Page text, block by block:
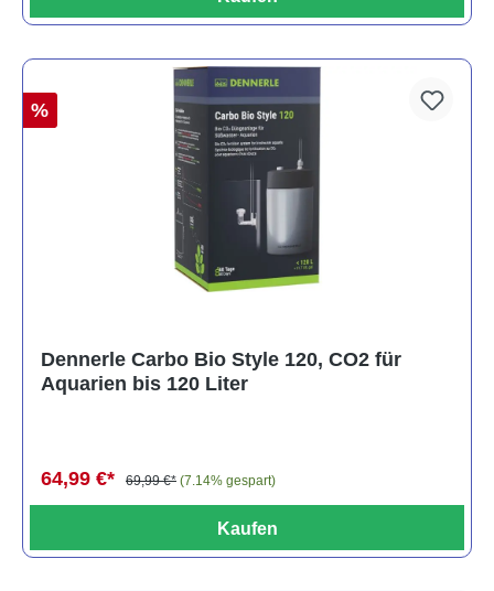
%
Dennerle Carbo Bio Style 120, CO2 für
Aquarien bis 120 Liter
64,99 €* 69,99 €* (7.14% gespart)
Kaufen